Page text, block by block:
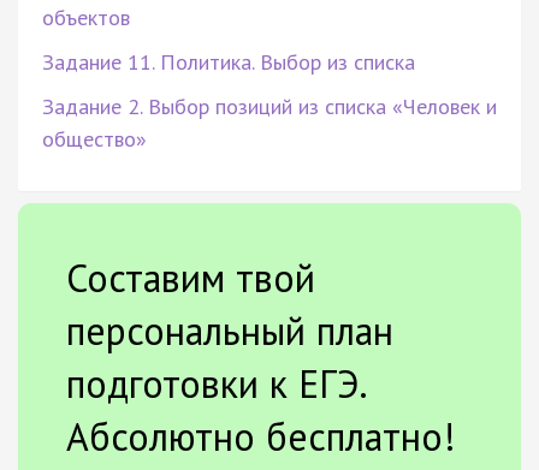
объектов
Задание 11. Политика. Выбор из списка
Задание 2. Выбор позиций из списка «Человек и
общество»
Составим твой
персональный план
подготовки к ЕГЭ.
Абсолютно бесплатно!